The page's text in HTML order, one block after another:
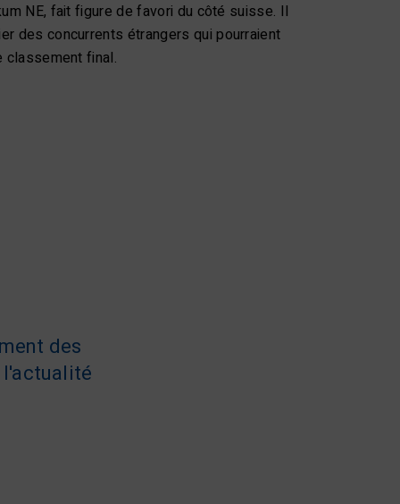
NE, fait figure de favori du côté suisse. Il
des concurrents étrangers qui pourraient
classement final.
des